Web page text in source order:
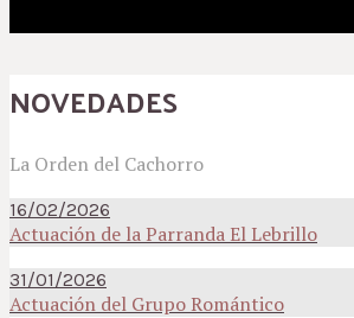
NOVEDADES
La Orden del Cachorro
16/02/2026
Actuación de la Parranda El Lebrillo
31/01/2026
Actuación del Grupo Romántico